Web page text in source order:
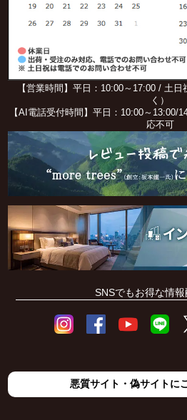
【営業時間】平日：10:00～17:00 / 土
く）
【AI電話受付時間】平日：10:00～
応不可
SNSでもお得な情報
悪質サイト・偽サイトに